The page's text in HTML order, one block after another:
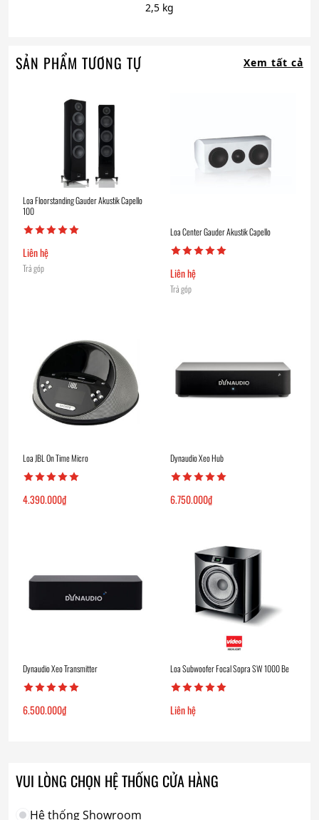
2,5 kg
SẢN PHẨM TƯƠNG TỰ Xem tất cả
Loa Floorstanding Gauder Akustik Capello
100
Liên hệ
Trả góp
Loa Center Gauder Akustik Capello
Liên hệ
Trả góp
Loa JBL On Time Micro
4.390.000₫
Dynaudio Xeo Hub
6.750.000₫
Dynaudio Xeo Transmitter
6.500.000₫
Loa Subwoofer Focal Sopra SW 1000 Be
Liên hệ
VUI LÒNG CHỌN HỆ THỐNG CỬA HÀNG
Hệ thống Showroom